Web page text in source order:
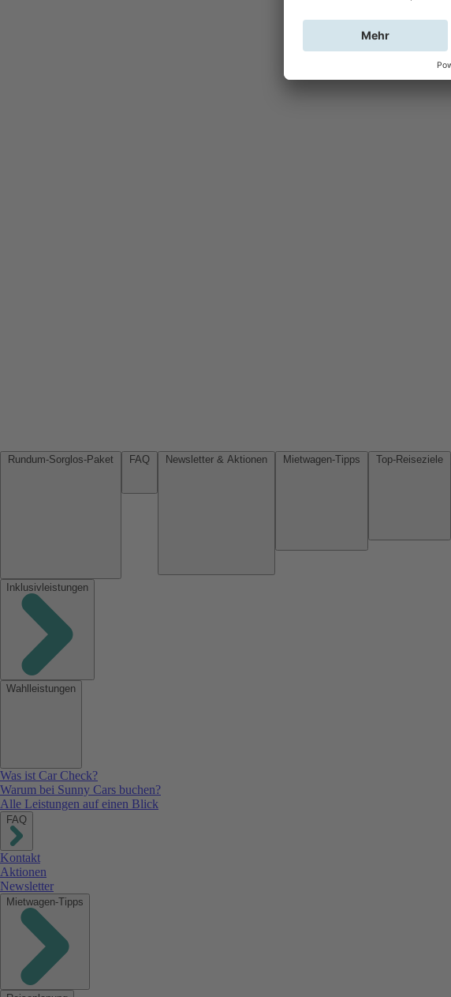
Inklusivleistungen
Wahlleistungen
Was ist Car Check?
Warum bei Sunny Cars buchen?
Alle Leistungen auf einen Blick
FAQ
Kontakt
Aktionen
Newsletter
Mietwagen-Tipps